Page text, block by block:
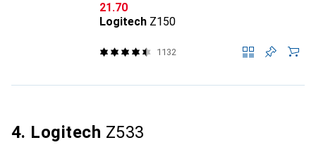
CHF
21.70
Logitech Z150
1132
4. Logitech Z533